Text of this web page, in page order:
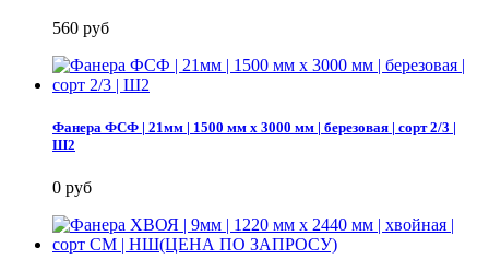
560 руб
Фанера ФСФ | 21мм | 1500 мм х 3000 мм | березовая | сорт 2/3 |
Ш2
0 руб